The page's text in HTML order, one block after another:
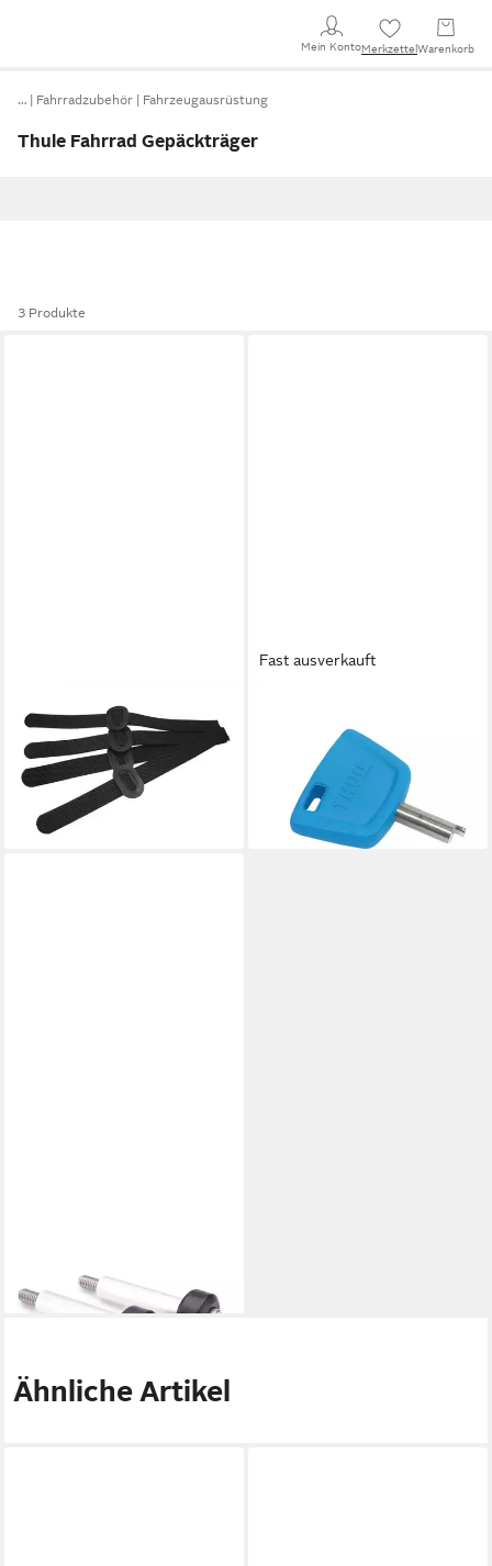
Mein KontoMerkzettel Warenkorb
… Fahrradzubehör Fahrzeugausrüstung
Thule Fahrrad Gepäckträger
3 Produkte
Fahrrad-Gepäckträger Thule
Gurt Kit für Gepäckträger
#100090 Pack n Pedal
21,32 €
lieferbar - in 6-7 Werktagen bei dir
Fast ausverkauft
Fahrrad-Gepäckträger
lieferbar - in 4-5 Werktagen bei dir
lieferbar - in 7-9 Werktagen bei dir
Ähnliche Artikel